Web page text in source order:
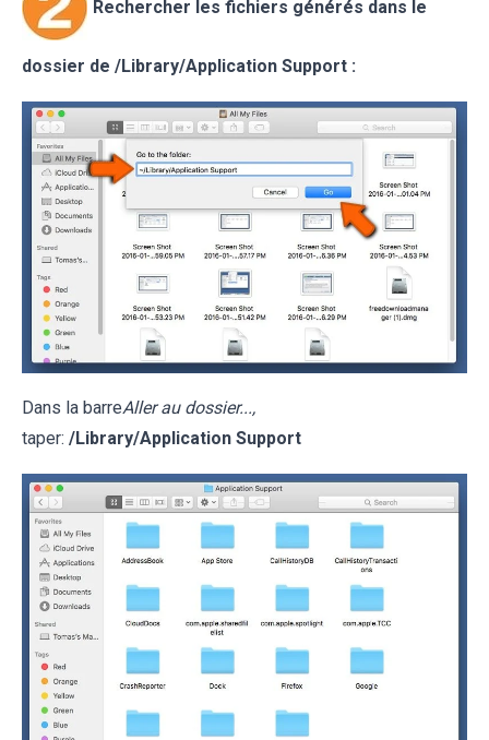
Rechercher les fichiers générés dans le
dossier de /Library/Application Support :
Dans la barreAller au dossier...,
taper: /Library/Application Support